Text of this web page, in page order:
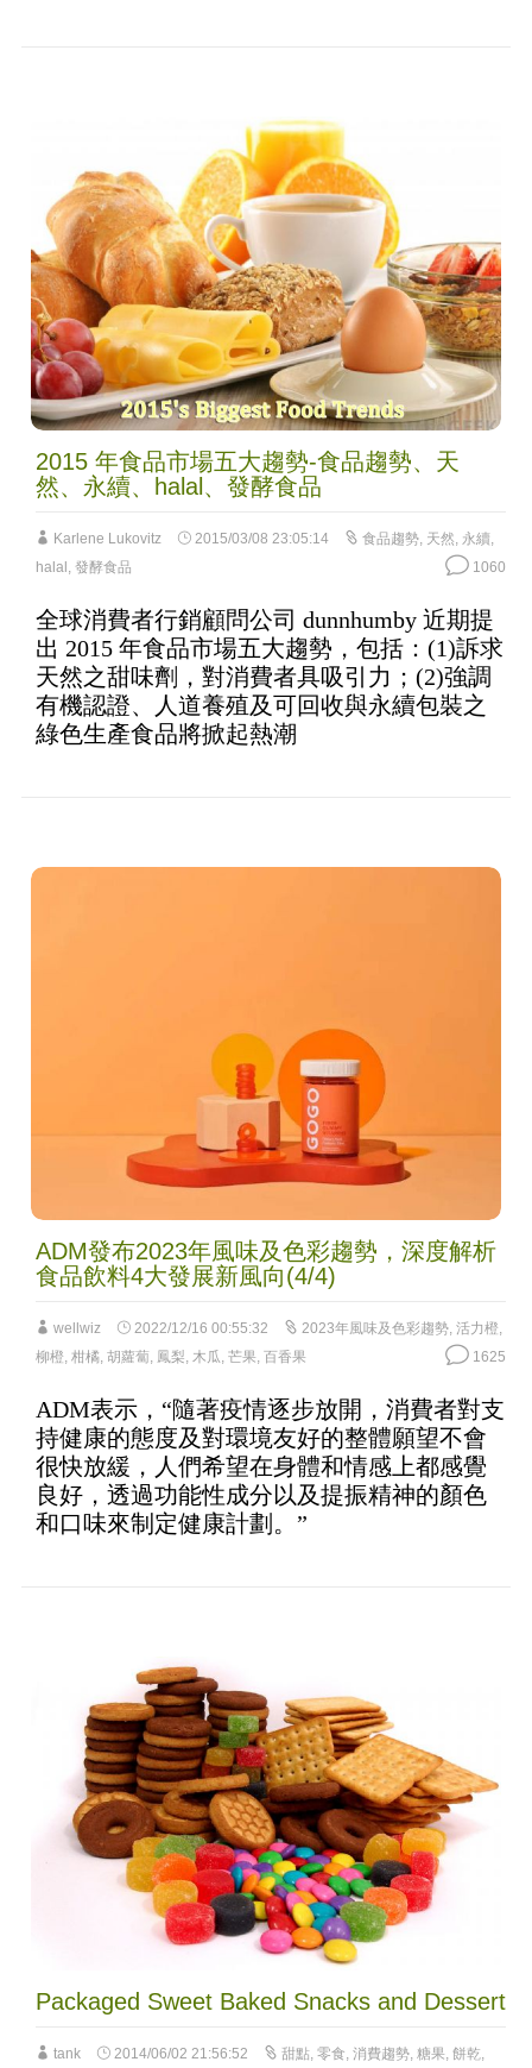
2015 年食品市場五大趨勢-食品趨勢、天
然、永續、halal、發酵食品
Karlene Lukovitz 2015/03/08 23:05:14 食品趨勢, 天然, 永續,
halal, 發酵食品 1060
全球消費者行銷顧問公司 dunnhumby 近期提
出 2015 年食品市場五大趨勢，包括：(1)訴求
天然之甜味劑，對消費者具吸引力；(2)強調
有機認證、人道養殖及可回收與永續包裝之
綠色生產食品將掀起熱潮
ADM發布2023年風味及色彩趨勢，深度解析
食品飲料4大發展新風向(4/4)
wellwiz 2022/12/16 00:55:32 2023年風味及色彩趨勢, 活力橙,
柳橙, 柑橘, 胡蘿蔔, 鳳梨, 木瓜, 芒果, 百香果 1625
ADM表示，“隨著疫情逐步放開，消費者對支
持健康的態度及對環境友好的整體願望不會
很快放緩，人們希望在身體和情感上都感覺
良好，透過功能性成分以及提振精神的顏色
和口味來制定健康計劃。”
Packaged Sweet Baked Snacks and Dessert
tank 2014/06/02 21:56:52 甜點, 零食, 消費趨勢, 糖果, 餅乾,